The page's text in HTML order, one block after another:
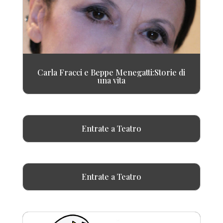
Carla Fracci e Beppe Menegatti:Storie di
una vita
Entrate a Teatro
Entrate a Teatro